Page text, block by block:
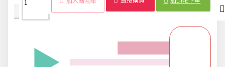
汽機車用品
派對用品
商品詳情 配送時間